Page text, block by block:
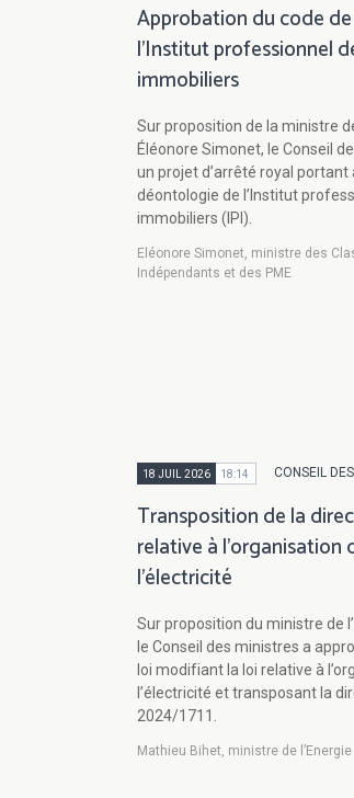
Approbation du code
l'Institut professionnel
immobiliers
Sur proposition de la ministre
Éléonore Simonet, le Conseil
un projet d’arrêté royal
déontologie de l’Institut
immobiliers (IPI).
Eléonore Simonet, ministre des
Indépendants et des PME
18 JUIL 2026 18:14 CONSEIL
Transposition de la
relative à l’organisation
l’électricité
Sur proposition du ministre de
le Conseil des ministres a
loi modifiant la loi relative à
l’électricité et transposant la
2024/1711.
Mathieu Bihet, ministre de l’Energie